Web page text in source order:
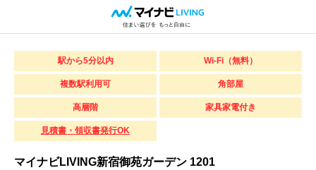
駅から5分以内 Wi-Fi（無料）
複数駅利用可 角部屋
高層階 家具家電付き
見積書・領収書発行OK
マイナビLIVING新宿御苑ガーデン 1201